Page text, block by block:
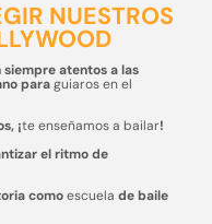
NUESTROS
atentos a las
paraguiaros en el
¡te enseñamos a bailar!
el ritmo de
comoescuela de baile